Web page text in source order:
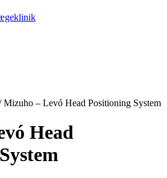
– Levó Head Positioning System
Head